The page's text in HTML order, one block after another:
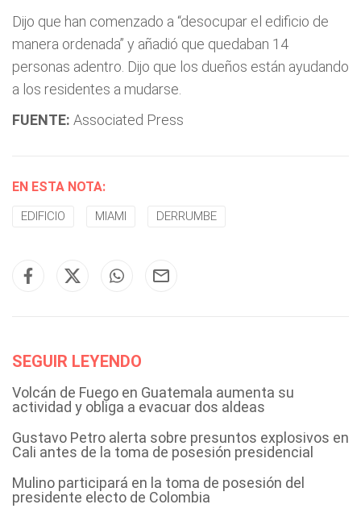
Dijo que han comenzado a “desocupar el edificio de
manera ordenada” y añadió que quedaban 14
personas adentro. Dijo que los dueños están ayudando
a los residentes a mudarse.
FUENTE: Associated Press
EN ESTA NOTA:
EDIFICIO MIAMI DERRUMBE
SEGUIR LEYENDO
Volcán de Fuego en Guatemala aumenta su
actividad y obliga a evacuar dos aldeas
Gustavo Petro alerta sobre presuntos explosivos en
Cali antes de la toma de posesión presidencial
Mulino participará en la toma de posesión del
presidente electo de Colombia